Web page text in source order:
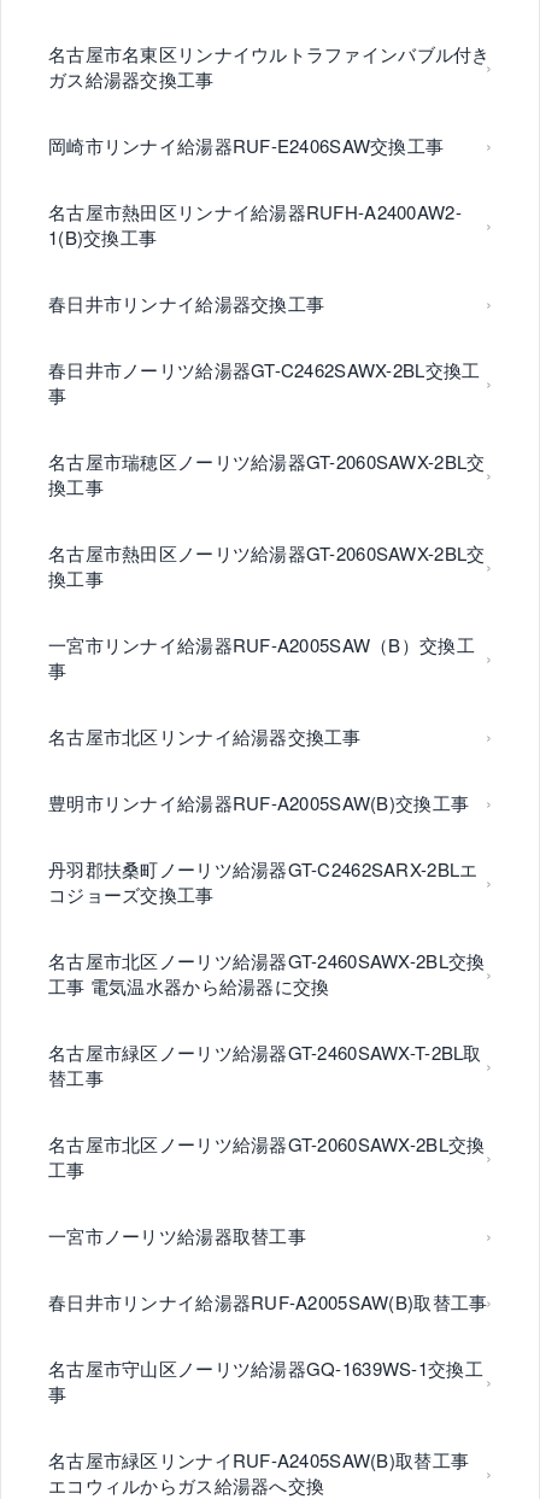
名古屋市名東区リンナイウルトラファインバブル付き
ガス給湯器交換工事
岡崎市リンナイ給湯器RUF-E2406SAW交換工事
名古屋市熱田区リンナイ給湯器RUFH-A2400AW2-
1(B)交換工事
春日井市リンナイ給湯器交換工事
春日井市ノーリツ給湯器GT-C2462SAWX-2BL交換工
事
名古屋市瑞穂区ノーリツ給湯器GT-2060SAWX-2BL交
換工事
名古屋市熱田区ノーリツ給湯器GT-2060SAWX-2BL交
換工事
一宮市リンナイ給湯器RUF-A2005SAW（B）交換工
事
名古屋市北区リンナイ給湯器交換工事
豊明市リンナイ給湯器RUF-A2005SAW(B)交換工事
丹羽郡扶桑町ノーリツ給湯器GT-C2462SARX-2BLエ
コジョーズ交換工事
名古屋市北区ノーリツ給湯器GT-2460SAWX-2BL交換
工事 電気温水器から給湯器に交換
名古屋市緑区ノーリツ給湯器GT-2460SAWX-T-2BL取
替工事
名古屋市北区ノーリツ給湯器GT-2060SAWX-2BL交換
工事
一宮市ノーリツ給湯器取替工事
春日井市リンナイ給湯器RUF-A2005SAW(B)取替工事
名古屋市守山区ノーリツ給湯器GQ-1639WS-1交換工
事
名古屋市緑区リンナイRUF-A2405SAW(B)取替工事
エコウィルからガス給湯器へ交換